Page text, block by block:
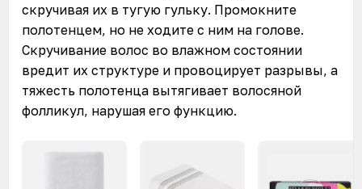
скручивая их в тугую гульку. Промокните
полотенцем, но не ходите с ним на голове.
Скручивание волос во влажном состоянии
вредит их структуре и провоцирует разрывы, а
тяжесть полотенца вытягивает волосяной
фолликул, нарушая его функцию.